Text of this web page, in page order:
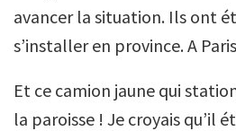
avancer la situation. Ils ont
s’installer en province. A
Et ce camion jaune qui
la paroisse ! Je croyais qu’il